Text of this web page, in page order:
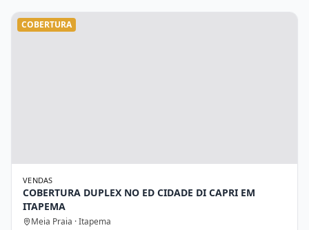
COBERTURA
VENDAS
COBERTURA DUPLEX NO ED CIDADE DI CAPRI EM
ITAPEMA
Meia Praia · Itapema